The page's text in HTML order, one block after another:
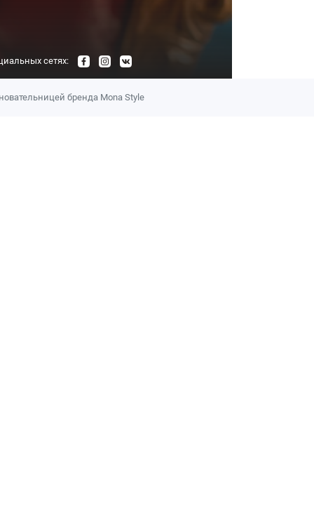
сетях:
бренда Mona Style